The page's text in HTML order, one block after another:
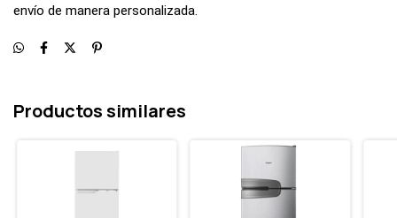
envío de manera personalizada.
Productos similares